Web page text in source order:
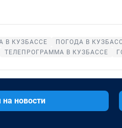
В КУЗБАССЕ ПОГОДА В
ТЕЛЕПРОГРАММА В КУЗБАССЕ
на новости